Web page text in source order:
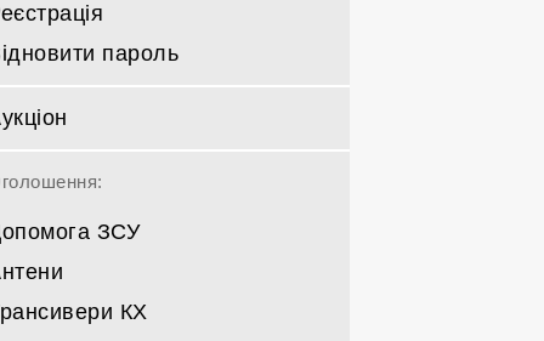
пароль
ЗСУ
Спрямовані КВ
КХ